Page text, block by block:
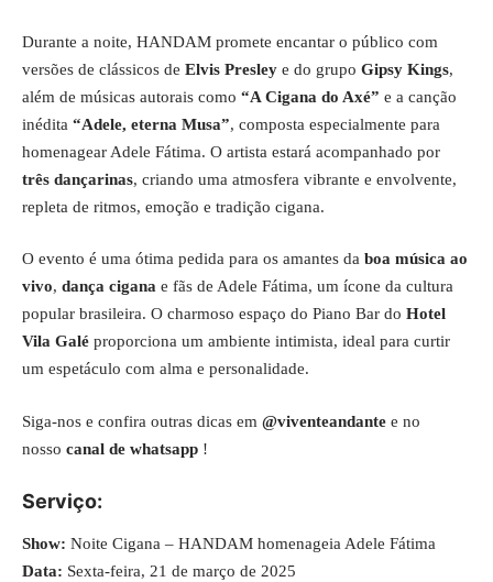
Durante a noite, HANDAM promete encantar o público com
versões de clássicos de Elvis Presley e do grupo Gipsy Kings,
além de músicas autorais como “A Cigana do Axé” e a canção
inédita “Adele, eterna Musa”, composta especialmente para
homenagear Adele Fátima. O artista estará acompanhado por
três dançarinas, criando uma atmosfera vibrante e envolvente,
repleta de ritmos, emoção e tradição cigana.
O evento é uma ótima pedida para os amantes da boa música ao
vivo, dança cigana e fãs de Adele Fátima, um ícone da cultura
popular brasileira. O charmoso espaço do Piano Bar do Hotel
Vila Galé proporciona um ambiente intimista, ideal para curtir
um espetáculo com alma e personalidade.
Siga-nos e confira outras dicas em @viventeandante e no
nosso canal de whatsapp !
Serviço:
Show: Noite Cigana – HANDAM homenageia Adele Fátima
Data: Sexta-feira, 21 de março de 2025